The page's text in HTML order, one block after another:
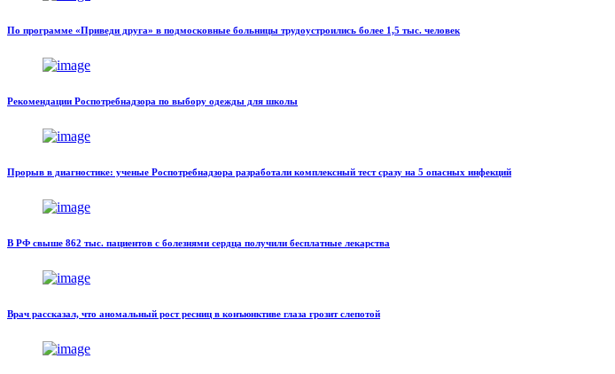
По программе «Приведи друга» в подмосковные больницы трудоустроились более 1,5 тыс. человек
Рекомендации Роспотребнадзора по выбору одежды для школы
Прорыв в диагностике: ученые Роспотребнадзора разработали комплексный тест сразу на 5 опасных инфекций
В РФ свыше 862 тыс. пациентов с болезнями сердца получили бесплатные лекарства
Врач рассказал, что аномальный рост ресниц в конъюнктиве глаза грозит слепотой